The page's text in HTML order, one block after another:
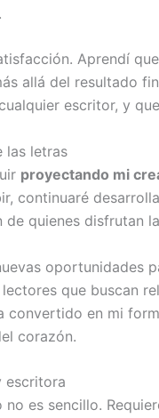
Aprendí
allá del resultado
escritor, y
las letras
proyectando mi
continuaré
quienes disfrutan
oportunidades
que buscan
convertido en mi
corazón.
escritora
es sencillo.